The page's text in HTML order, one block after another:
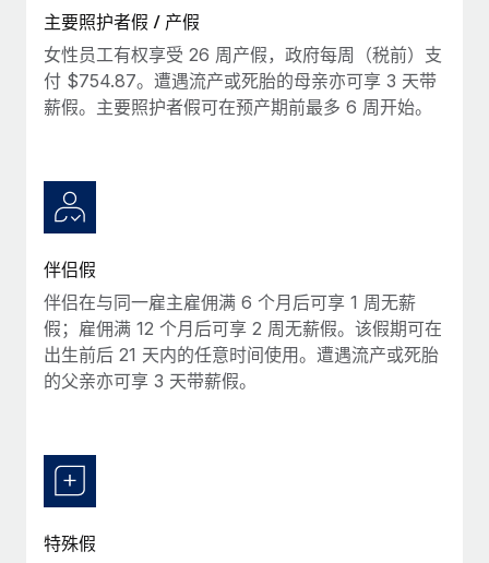
主要照护者假 / 产假
女性员工有权享受 26 周产假，政府每周（税前）支
付 $754.87。遭遇流产或死胎的母亲亦可享 3 天带
薪假。主要照护者假可在预产期前最多 6 周开始。
伴侣假
伴侣在与同一雇主雇佣满 6 个月后可享 1 周无薪
假；雇佣满 12 个月后可享 2 周无薪假。该假期可在
出生前后 21 天内的任意时间使用。遭遇流产或死胎
的父亲亦可享 3 天带薪假。
特殊假